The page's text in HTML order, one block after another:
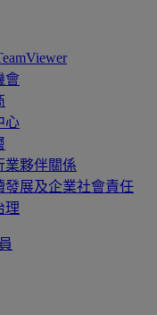
會
心
業夥伴關係
發展及企業社會責任
理